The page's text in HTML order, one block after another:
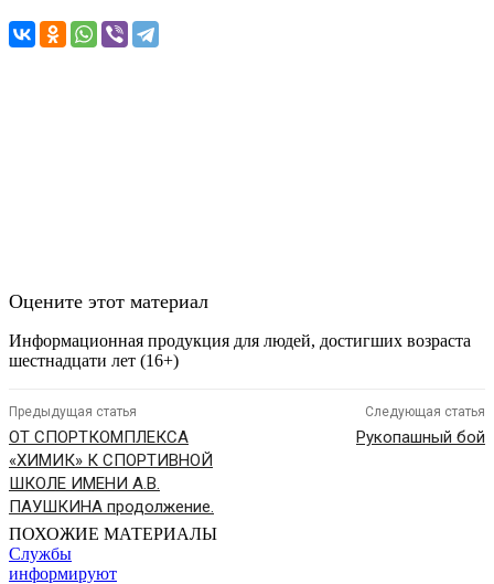
Оцените этот материал
Информационная продукция для людей, достигших возраста
шестнадцати лет (16+)
Предыдущая статья
ОТ СПОРТКОМПЛЕКСА
«ХИМИК» К СПОРТИВНОЙ
ШКОЛЕ ИМЕНИ А.В.
ПАУШКИНА продолжение.
Следующая статья
Рукопашный бой
ПОХОЖИЕ МАТЕРИАЛЫ
Службы
информируют